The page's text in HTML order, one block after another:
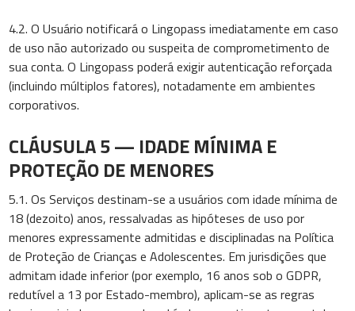
4.2. O Usuário notificará o Lingopass imediatamente em caso
de uso não autorizado ou suspeita de comprometimento de
sua conta. O Lingopass poderá exigir autenticação reforçada
(incluindo múltiplos fatores), notadamente em ambientes
corporativos.
CLÁUSULA 5 — IDADE MÍNIMA E
PROTEÇÃO DE MENORES
5.1. Os Serviços destinam-se a usuários com idade mínima de
18 (dezoito) anos, ressalvadas as hipóteses de uso por
menores expressamente admitidas e disciplinadas na Política
de Proteção de Crianças e Adolescentes. Em jurisdições que
admitam idade inferior (por exemplo, 16 anos sob o GDPR,
redutível a 13 por Estado-membro), aplicam-se as regras